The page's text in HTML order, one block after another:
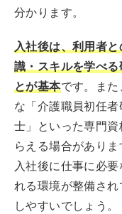
分かります。
入社後は、利用者
識・スキルを学べ
とが基本です。ま
な「介護職員初任
士」といった専門
らえる場合がありま
入社後に仕事に必
れる環境が整備さ
しやすいでしょう。